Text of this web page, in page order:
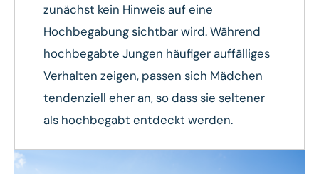
zunächst kein Hinweis auf eine
Hochbegabung sichtbar wird. Während
hochbegabte Jungen häufiger auffälliges
Verhalten zeigen, passen sich Mädchen
tendenziell eher an, so dass sie seltener
als hochbegabt entdeckt werden.